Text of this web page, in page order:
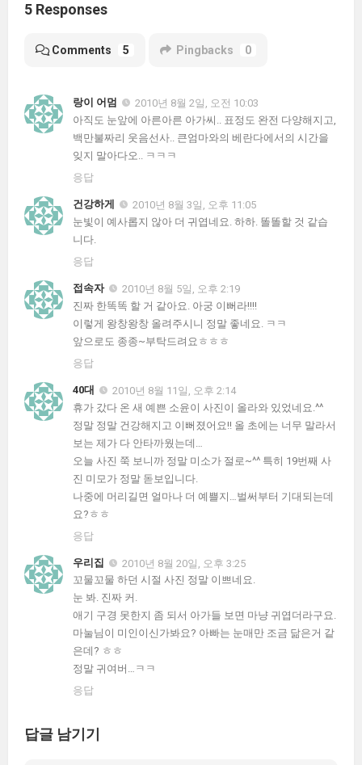
5 Responses
Comments 5 Pingbacks 0
랑이 어멈
2010년 8월 2일, 오전 10:03
아직도 눈앞에 아른아른 아가씨.. 표정도 완전 다양해지고,
백만불짜리 웃음선사.. 큰엄마와의 베란다에서의 시간을
잊지 말아다오.. ㅋㅋㅋ
응답
건강하게
2010년 8월 3일, 오후 11:05
눈빛이 예사롭지 않아 더 귀엽네요. 하하. 똘똘할 것 같습
니다.
응답
접속자
2010년 8월 5일, 오후 2:19
진짜 한똑똑 할 거 같아요. 아궁 이뻐라!!!!
이렇게 왕창왕창 올려주시니 정말 좋네요. ㅋㅋ
앞으로도 종종~부탁드려요ㅎㅎㅎ
응답
40대
2010년 8월 11일, 오후 2:14
휴가 갔다 온 새 예쁜 소윤이 사진이 올라와 있었네요.^^
정말 정말 건강해지고 이뻐졌어요!! 올 초에는 너무 말라서
보는 제가 다 안타까웠는데…
오늘 사진 쭉 보니까 정말 미소가 절로~^^ 특히 19번째 사
진 미모가 정말 돋보입니다.
나중에 머리길면 얼마나 더 예쁠지…벌써부터 기대되는데
요?ㅎㅎ
응답
우리집
2010년 8월 20일, 오후 3:25
꼬물꼬물 하던 시절 사진 정말 이쁘네요.
눈 봐. 진짜 커.
애기 구경 못한지 좀 되서 아가들 보면 마냥 귀엽더라구요.
마눌님이 미인이신가봐요? 아빠는 눈매만 조금 닮은거 같
은데? ㅎㅎ
정말 귀여버…ㅋㅋ
응답
답글 남기기